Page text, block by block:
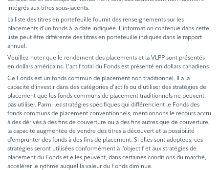
intégrés aux titres sous-jacents.
La liste des titres en portefeuille fournit des renseignements sur les
placements d’un fonds à la date indiquée. L’information contenue dans cette
liste peut être différente des titres en portefeuille indiqués dans le rapport
annuel.
Veuillez noter que le rendement des placements et la VLPP sont présentés
en dollars américains. L’actif total du Fonds est présenté en dollars canadiens.
Ce Fonds est un fonds commun de placement non traditionnel. Il a la
capacité d'investir dans des catégories d'actifs ou d'utiliser des stratégies de
placement que les fonds communs de placement traditionnels ne peuvent
pas utiliser. Parmi les stratégies spécifiques qui différencient le Fonds des
fonds communs de placement conventionnels, mentionnons le recours accru
à des dérivés à des fins de couverture ou à des fins autres que de couverture,
la capacité augmentée de vendre des titres à découvert et la possibilité
d’emprunter des fonds à des fins de placement. Si elles sont adoptées, ces
stratégies seront utilisées conformément à l’objectif et aux stratégies de
placement du Fonds et elles peuvent, dans certaines conditions du marché,
accélérer le rythme auquel la valeur du Fonds diminue.